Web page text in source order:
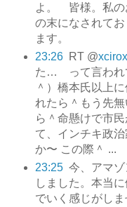
よ。 皆様。私の
の末になされて
ます。
23:26
RT @
た… って言われ
＾）橋本氏以上
れたら＾もう先
ら＾命懸けで市
て、インチキ政
か〜 この際＾ ...
23:25 今、アマ
しました。本当
でいく感じがし